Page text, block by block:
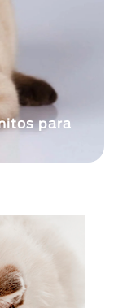
para